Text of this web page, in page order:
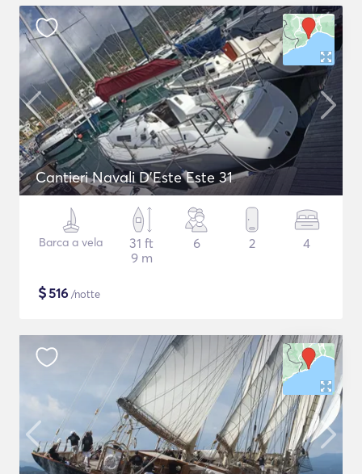
Cantieri Navali D'Este Este 31
Barca a vela
31 ft
9 m
6 2 4
$516 /notte